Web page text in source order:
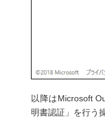
以降はMicrosoft
明書認証」を行う